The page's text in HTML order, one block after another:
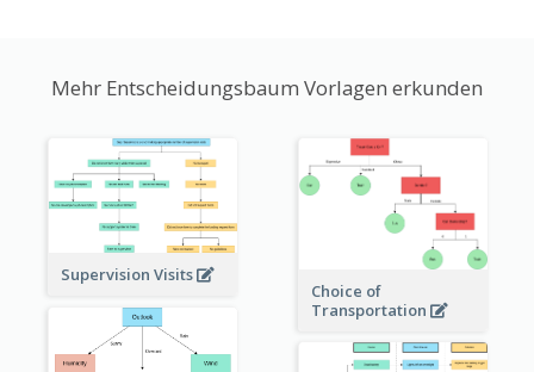
Mehr Entscheidungsbaum Vorlagen erkunden
Supervision Visits
Choice of
Transportation